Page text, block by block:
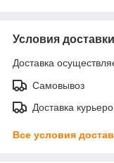
Условия доставки
Доставка
Самовывоз
Доставка
Все условия